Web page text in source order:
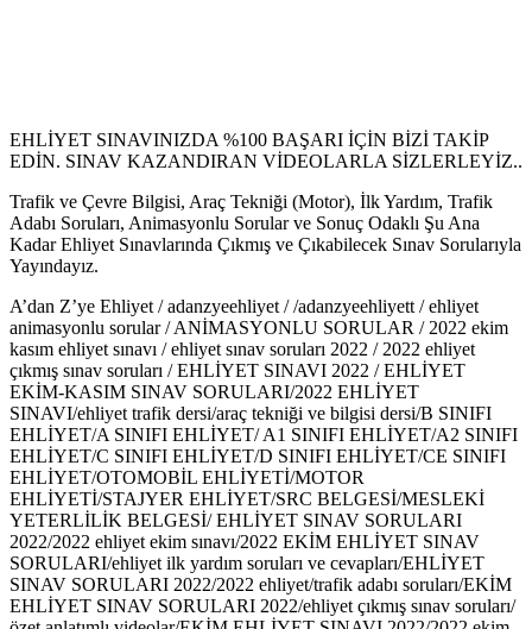
EHLİYET SINAVINIZDA %100 BAŞARI İÇİN BİZİ TAKİP
EDİN. SINAV KAZANDIRAN VİDEOLARLA SİZLERLEYİZ..
Trafik ve Çevre Bilgisi, Araç Tekniği (Motor), İlk Yardım, Trafik
Adabı Soruları, Animasyonlu Sorular ve Sonuç Odaklı Şu Ana
Kadar Ehliyet Sınavlarında Çıkmış ve Çıkabilecek Sınav Sorularıyla
Yayındayız.
A’dan Z’ye Ehliyet / adanzyeehliyet / /adanzyeehliyett / ehliyet
animasyonlu sorular / ANİMASYONLU SORULAR / 2022 ekim
kasım ehliyet sınavı / ehliyet sınav soruları 2022 / 2022 ehliyet
çıkmış sınav soruları / EHLİYET SINAVI 2022 / EHLİYET
EKİM-KASIM SINAV SORULARI/2022 EHLİYET
SINAVI/ehliyet trafik dersi/araç tekniği ve bilgisi dersi/B SINIFI
EHLİYET/A SINIFI EHLİYET/ A1 SINIFI EHLİYET/A2 SINIFI
EHLİYET/C SINIFI EHLİYET/D SINIFI EHLİYET/CE SINIFI
EHLİYET/OTOMOBİL EHLİYETİ/MOTOR
EHLİYETİ/STAJYER EHLİYET/SRC BELGESİ/MESLEKİ
YETERLİLİK BELGESİ/ EHLİYET SINAV SORULARI
2022/2022 ehliyet ekim sınavı/2022 EKİM EHLİYET SINAV
SORULARI/ehliyet ilk yardım soruları ve cevapları/EHLİYET
SINAV SORULARI 2022/2022 ehliyet/trafik adabı soruları/EKİM
EHLİYET SINAV SORULARI 2022/ehliyet çıkmış sınav soruları/